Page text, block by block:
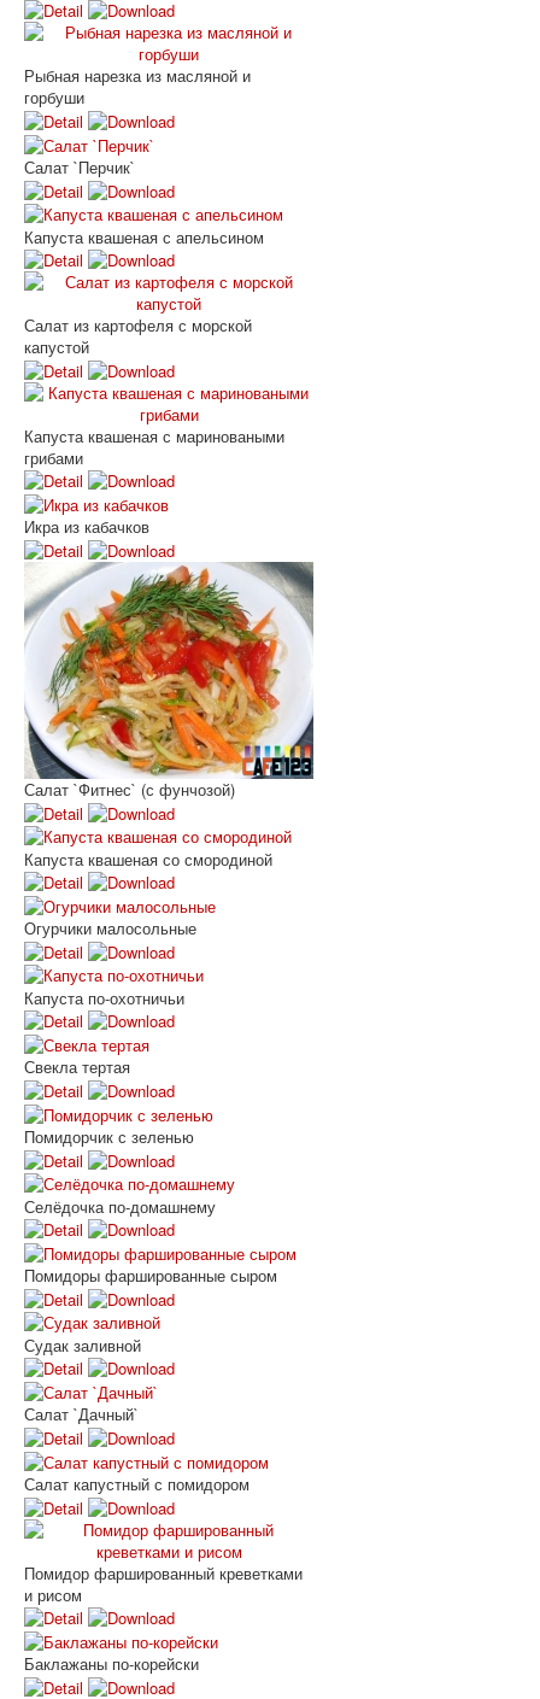
Рыбная нарезка из масляной и
горбуши
Салат `Перчик`
Капуста квашеная с апельсином
Салат из картофеля с морской
капустой
Капуста квашеная с мариноваными
грибами
Икра из кабачков
Салат `Фитнес` (с фунчозой)
Капуста квашеная со смородиной
Огурчики малосольные
Капуста по-охотничьи
Свекла тертая
Помидорчик с зеленью
Селёдочка по-домашнему
Помидоры фаршированные сыром
Судак заливной
Салат `Дачный`
Салат капустный с помидором
Помидор фаршированный креветками
и рисом
Баклажаны по-корейски